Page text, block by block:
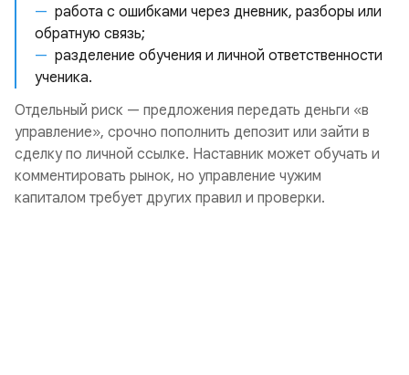
работа с ошибками через дневник, разборы или
обратную связь;
разделение обучения и личной ответственности
ученика.
Отдельный риск — предложения передать деньги «в
управление», срочно пополнить депозит или зайти в
сделку по личной ссылке. Наставник может обучать и
комментировать рынок, но управление чужим
капиталом требует других правил и проверки.